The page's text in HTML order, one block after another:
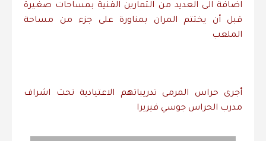
اضافةً الى العديد من التمارين الفنية بمساحات صغيرة
قبل أن يختتم المران بمناورة على جزء من مساحة
الملعب
أجرى حراس المرمى تدريباتهم الاعتيادية تحت اشراف
مدرب الحراس جوسي فيريرا